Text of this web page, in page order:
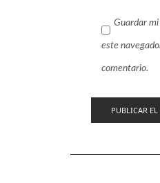
Guardar
este
comentario.